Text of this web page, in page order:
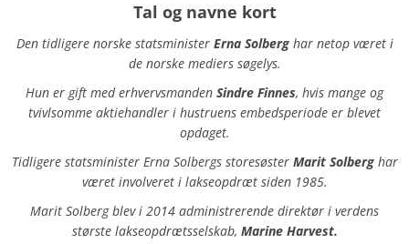
Tal og navne kort
Den tidligere norske statsminister Erna Solberghar netop været i
de norske mediers søgelys.
Hun er gift med erhvervsmanden Sindre Finnes, hvis mange og
tvivlsomme aktiehandler i hustruens embedsperiode er blevet
opdaget.
Tidligere statsminister Erna Solbergs storesøster Marit Solberghar
været involveret i lakseopdræt siden 1985.
Marit Solberg blev i 2014 administrerende direktør i verdens
største lakseopdrætsselskab, Marine Harvest.